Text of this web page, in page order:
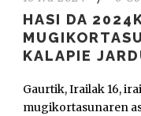
HASI DA
KALAPIE
Gaurtik, Irailak 16,
mugikortasunaren